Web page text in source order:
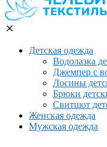
Детская одежда
Водолазка
Джемпер с
Лосины
Брюки
Свитшот
Женская одежда
Мужская одежда